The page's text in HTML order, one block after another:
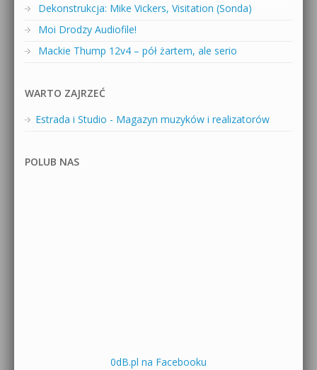
Dekonstrukcja: Mike Vickers, Visitation (Sonda)
Moi Drodzy Audiofile!
Mackie Thump 12v4 – pół żartem, ale serio
WARTO ZAJRZEĆ
Estrada i Studio - Magazyn muzyków i realizatorów
POLUB NAS
0dB.pl na Facebooku